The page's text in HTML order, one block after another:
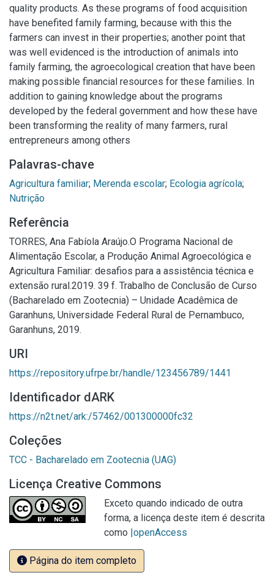
quality products. As these programs of food acquisition
have benefited family farming, because with this the
farmers can invest in their properties; another point that
was well evidenced is the introduction of animals into
family farming, the agroecological creation that have been
making possible financial resources for these families. In
addition to gaining knowledge about the programs
developed by the federal government and how these have
been transforming the reality of many farmers, rural
entrepreneurs among others
Palavras-chave
Agricultura familiar; Merenda escolar; Ecologia agrícola;
Nutrição
Referência
TORRES, Ana Fabíola Araújo.O Programa Nacional de
Alimentação Escolar, a Produção Animal Agroecológica e
Agricultura Familiar: desafios para a assistência técnica e
extensão rural.2019. 39 f. Trabalho de Conclusão de Curso
(Bacharelado em Zootecnia) – Unidade Acadêmica de
Garanhuns, Universidade Federal Rural de Pernambuco,
Garanhuns, 2019.
URI
https://repository.ufrpe.br/handle/123456789/1441
Identificador dARK
https://n2t.net/ark:/57462/001300000fc32
Coleções
TCC - Bacharelado em Zootecnia (UAG)
Licença Creative Commons
Exceto quando indicado de outra
forma, a licença deste item é descrita
como |openAccess
Página do item completo